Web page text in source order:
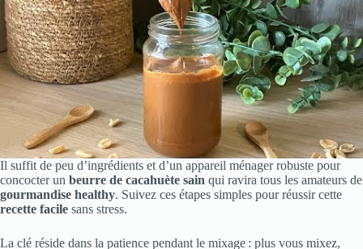
Il suffit de peu d’ingrédients et d’un appareil ménager robuste pour
concocter un beurre de cacahuète sain qui ravira tous les amateurs de
gourmandise healthy. Suivez ces étapes simples pour réussir cette
recette facile sans stress.
La clé réside dans la patience pendant le mixage : plus vous mixez,